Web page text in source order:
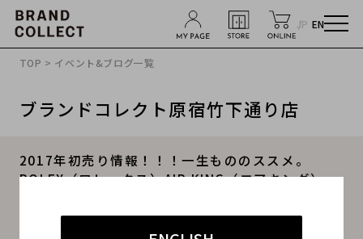
JP EN
TOP > イベント&ブログ一覧
ブランドコレクト原宿竹下通り店
2017年初売り情報！！！一生もののススメ。
ROLEX（ロレックス）AIR KING（エアキング）、
量入荷！！【BC原宿 竹下通り店】